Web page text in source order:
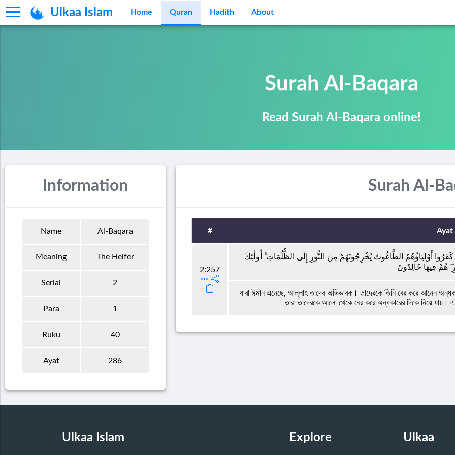
Ulkaa Islam Home Quran Hadith About
Surah Al-Baqara
Read Surah Al-Baqara online!
Information
Name Al-Baqara
Meaning The Heifer
Serial 2
Para 1
Ruku 40
Ayat 286
Surah Al-
# Ayat
2:257
أَوْلِيَاؤُهُمُ الطَّاغُوتُ يُخْرِجُونَهُمْ مِنَ النُّورِ إِلَى الظُّلُمَاتِ ۗ أُولَٰئِكَ
هُمْ فِيهَا خَالِدُونَ
যারা ঈমান এনেছে, আল্লাহ তাদের অভিভাবক। তাদেরকে তিনি বের করে আনেন
তারা তাদেরকে আলো থেকে বের করে অন্ধকারের দিকে নিয়ে যায়।
Ulkaa Islam Explore Ulkaa